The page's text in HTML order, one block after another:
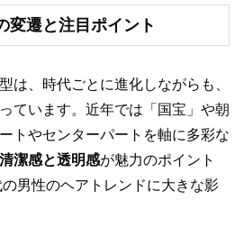
変遷と注目ポイント
は、時代ごとに進化しながらも、
ています。近年では「国宝」や朝
トやセンターパートを軸に多彩な
清潔感と透明感が魅力のポイント
男性のヘアトレンドに大きな影